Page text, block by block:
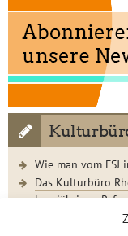
Wie man vom
Das Kulturbüro
langjährigen
Der